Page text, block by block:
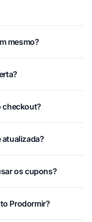
mesmo?
checkout?
atualizada?
os cupons?
Prodormir?